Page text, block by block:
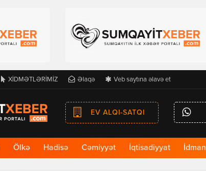
XİDMƏTLƏRİMİZ Əlaqə Veb saytına əlavə et
EV ALQI-SATQI
Ölkə Hadisə Cəmiyyət İqtisadiyyat İdman